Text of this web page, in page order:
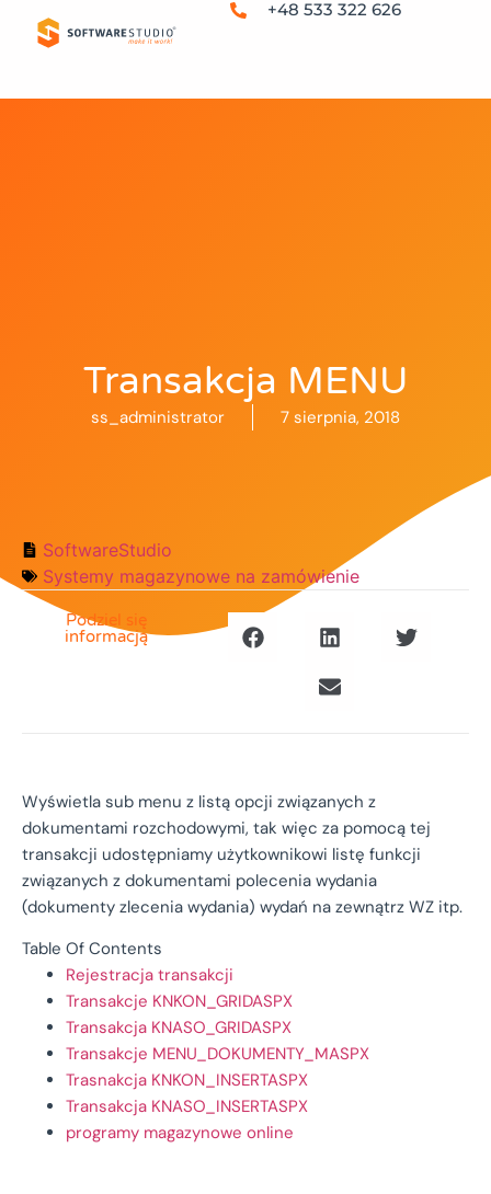
+48 533 322 626
Transakcja MENU
ss_administrator 7 sierpnia, 2018
SoftwareStudio
Systemy magazynowe na zamówienie
Podziel się
informacją
Wyświetla sub menu z listą opcji związanych z
dokumentami rozchodowymi, tak więc za pomocą tej
transakcji udostępniamy użytkownikowi listę funkcji
związanych z dokumentami polecenia wydania
(dokumenty zlecenia wydania) wydań na zewnątrz WZ itp.
Table Of Contents
Rejestracja transakcji
Transakcje KNKON_GRIDASPX
Transakcja KNASO_GRIDASPX
Transakcje MENU_DOKUMENTY_MASPX
Trasnakcja KNKON_INSERTASPX
Transakcja KNASO_INSERTASPX
programy magazynowe online